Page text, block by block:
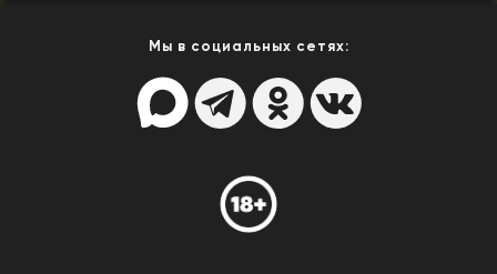
Мы в социальных сетях: